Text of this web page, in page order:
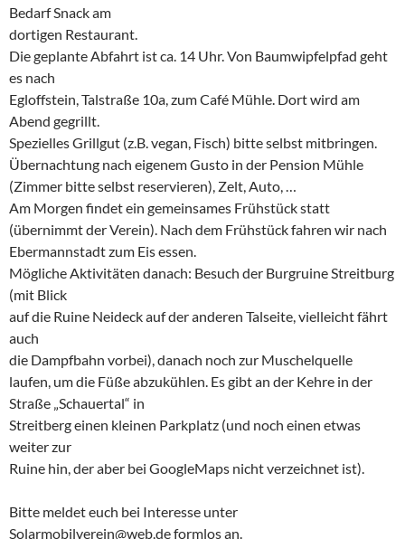
Bedarf Snack am
dortigen Restaurant.
Die geplante Abfahrt ist ca. 14 Uhr. Von Baumwipfelpfad geht
es nach
Egloffstein, Talstraße 10a, zum Café Mühle. Dort wird am
Abend gegrillt.
Spezielles Grillgut (z.B. vegan, Fisch) bitte selbst mitbringen.
Übernachtung nach eigenem Gusto in der Pension Mühle
(Zimmer bitte selbst reservieren), Zelt, Auto, …
Am Morgen findet ein gemeinsames Frühstück statt
(übernimmt der Verein). Nach dem Frühstück fahren wir nach
Ebermannstadt zum Eis essen.
Mögliche Aktivitäten danach: Besuch der Burgruine Streitburg
(mit Blick
auf die Ruine Neideck auf der anderen Talseite, vielleicht fährt
auch
die Dampfbahn vorbei), danach noch zur Muschelquelle
laufen, um die Füße abzukühlen. Es gibt an der Kehre in der
Straße „Schauertal“ in
Streitberg einen kleinen Parkplatz (und noch einen etwas
weiter zur
Ruine hin, der aber bei GoogleMaps nicht verzeichnet ist).
Bitte meldet euch bei Interesse unter
Solarmobilverein@web.de formlos an.